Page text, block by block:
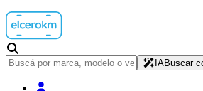
IABuscar